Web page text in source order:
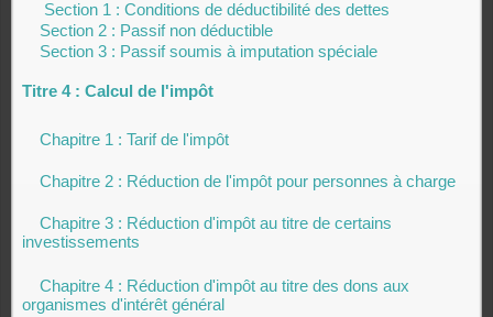
Section 1 : Conditions de déductibilité des dettes
Section 2 : Passif non déductible
Section 3 : Passif soumis à imputation spéciale
Titre 4 : Calcul de l'impôt
Chapitre 1 : Tarif de l'impôt
Chapitre 2 : Réduction de l'impôt pour personnes à charge
Chapitre 3 : Réduction d'impôt au titre de certains
investissements
Chapitre 4 : Réduction d'impôt au titre des dons aux
organismes d'intérêt général